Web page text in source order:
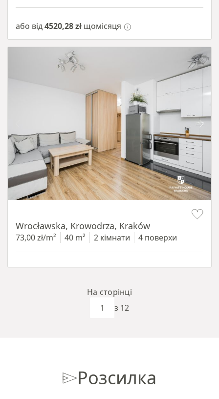
або від4520,28 zł щомісяця
Wrocławska, Krowodrza, Kraków
73,00 zł/m² 40 m² 2 кімнати 4 поверхи
з 12
На сторінці
Розсилка